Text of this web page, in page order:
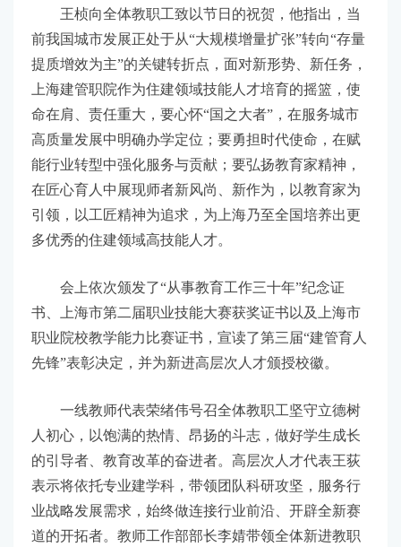
王桢向全体教职工致以节日的祝贺，他指出，当
前我国城市发展正处于从“大规模增量扩张”转向“存量
提质增效为主”的关键转折点，面对新形势、新任务，
上海建管职院作为住建领域技能人才培育的摇篮，使
命在肩、责任重大，要心怀“国之大者”，在服务城市
高质量发展中明确办学定位；要勇担时代使命，在赋
能行业转型中强化服务与贡献；要弘扬教育家精神，
在匠心育人中展现师者新风尚、新作为，以教育家为
引领，以工匠精神为追求，为上海乃至全国培养出更
多优秀的住建领域高技能人才。
会上依次颁发了“从事教育工作三十年”纪念证
书、上海市第二届职业技能大赛获奖证书以及上海市
职业院校教学能力比赛证书，宣读了第三届“建管育人
先锋”表彰决定，并为新进高层次人才颁授校徽。
一线教师代表荣绪伟号召全体教职工坚守立德树
人初心，以饱满的热情、昂扬的斗志，做好学生成长
的引导者、教育改革的奋进者。高层次人才代表王荻
表示将依托专业建学科，带领团队科研攻坚，服务行
业战略发展需求，始终做连接行业前沿、开辟全新赛
道的开拓者。教师工作部部长李婧带领全体新进教职